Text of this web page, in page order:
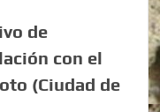
de
con el
(Ciudad de